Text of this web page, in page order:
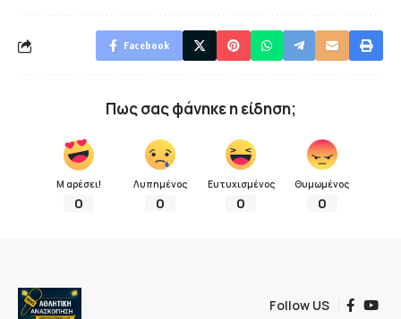
Facebook
Πως σας φάνηκε η είδηση;
Μ αρέσει!
0
Λυπημένος
0
Ευτυχισμένος
0
Θυμωμένος
0
Follow US